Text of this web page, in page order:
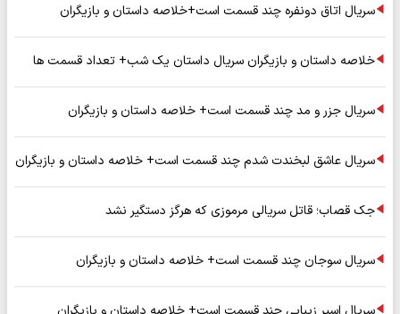
سریال اتاق دونفره چند قسمت است+خلاصه داستان و بازیگران
خلاصه داستان و بازیگران سریال داستان یک شب+ تعداد قسمت ها
سریال جزر و مد چند قسمت است+ خلاصه داستان و بازیگران
سریال عاشق لبخندت شدم چند قسمت است+ خلاصه داستان و بازیگران
جک قصاب؛ قاتل سریالی مرموزی که هرگز دستگیر نشد
سریال سوجان چند قسمت است+ خلاصه داستان و بازیگران